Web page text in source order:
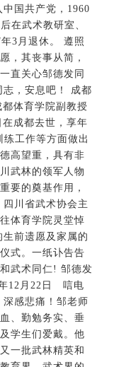
高望重，具有非
武林的领军人物
要的奠基作用，
川省武术协会主
体育学院灵堂悼
前遗愿及家属的
式。一纸讣告告
武术同仁! 邹德发
12月22日 唁电
感悲痛！邹老师
、勤勉务实、垂
学生们爱戴。他
一批武林精英和
育界、武术界的
自贡武术失去了
杰出的武林前
他在天国安息。
完成老先生未完
，节哀顺变、珍
月22日 唁电 邹德
悲痛! 邹老是我国
奋斗在中华武术